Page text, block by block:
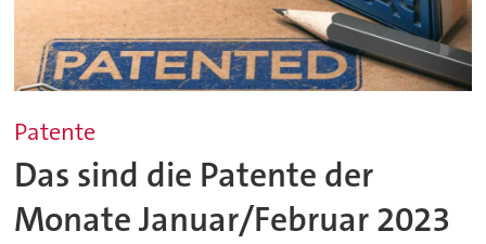
Patente
Das sind die Patente der
Monate Januar/Februar 2023